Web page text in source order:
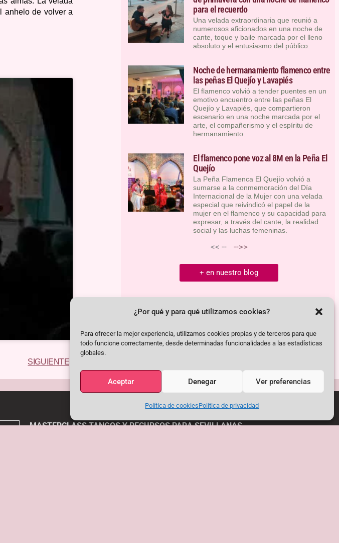
¿Por qué y para qué utilizamos cookies?
Para ofrecer la mejor experiencia, utilizamos cookies propias y de terceros para que
todo funcione correctamente, desde determinadas funcionalidades a las estadísticas
globales.
Aceptar Denegar Ver preferencias
Política de cookiesPolítica de privacidad
anhelo de volver a
SIGUIENTESiguiente
para el recuerdo
Una velada extraordinaria que reunió a
numerosos aficionados en una noche de
cante, toque y baile marcada por el lleno
absoluto y el entusiasmo del público.
Noche de hermanamiento flamenco entre
las peñas El Quejío y Lavapiés
El flamenco volvió a tender puentes en un
emotivo encuentro entre las peñas El
Quejío y Lavapiés, que compartieron
escenario en una noche marcada por el
arte, el compañerismo y el espíritu de
hermanamiento.
El flamenco pone voz al 8M en la Peña El
Quejío
La Peña Flamenca El Quejío volvió a
sumarse a la conmemoración del Día
Internacional de la Mujer con una velada
especial que reivindicó el papel de la
mujer en el flamenco y su capacidad para
expresar, a través del cante, la realidad
social y las luchas femeninas.
<< -- -->>
+ en nuestro blog
MASTERCLASS TANGOS Y RECURSOS PARA SEVILLANAS